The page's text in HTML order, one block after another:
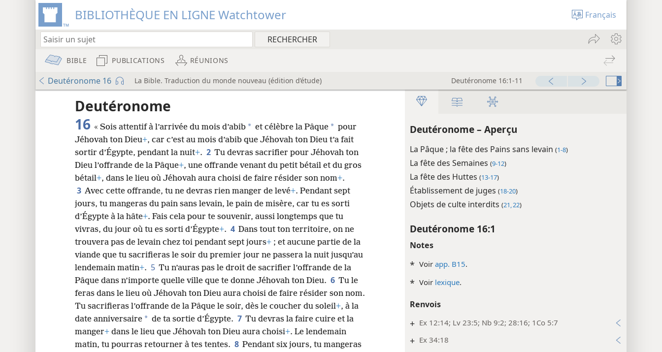
BIBLIOTHÈQUE EN LIGNE Watchtower Français
BIBLE PUBLICATIONS RÉUNIONS
Deutéronome 16 La Bible. Traduction du monde nouveau (édition d’étude) Deutéronome 16:1-11
Deutéronome – Aperçu
La Pâque ; la fête des Pains sans levain (1-8)
La fête des Semaines (9-12)
La fête des Huttes (13-17)
Établissement de juges (18-20)
Objets de culte interdits (21, 22)
Deutéronome 16:1
Notes
* Voirapp. B15.
* Voir lexique.
Renvois
+ Ex 12:14; Lv 23:5; Nb 9:2; 28:16; 1Co 5:7
+ Ex 34:18
Deutéronome
16 « Sois attentif à l’arrivée du mois d’abib * et célèbre la Pâque * pour
Jéhovah ton Dieu+, car c’est au mois d’abib que Jéhovah ton Dieu t’a fait
sortir d’Égypte, pendant la nuit+. 2 Tu devras sacrifier pour Jéhovah ton
Dieu l’offrande de la Pâque+, une offrande venant du petit bétail et du gros
bétail+, dans le lieu où Jéhovah aura choisi de faire résider son nom+.
3 Avec cette offrande, tu ne devras rien manger de levé+. Pendant sept
jours, tu mangeras du pain sans levain, le pain de misère, car tu es sorti
d’Égypte à la hâte+. Fais cela pour te souvenir, aussi longtemps que tu
vivras, du jour où tu es sorti d’Égypte+. 4 Dans tout ton territoire, on ne
trouvera pas de levain chez toi pendant sept jours+ ; et aucune partie de la
viande que tu sacrifieras le soir du premier jour ne passera la nuit jusqu’au
lendemain matin+. 5 Tu n’auras pas le droit de sacrifier l’offrande de la
Pâque dans n’importe quelle ville que te donne Jéhovah ton Dieu. 6 Tu le
feras dans le lieu où Jéhovah ton Dieu aura choisi de faire résider son nom.
Tu sacrifieras l’offrande de la Pâque le soir, dès le coucher du soleil+, à la
date anniversaire * de ta sortie d’Égypte. 7 Tu devras la faire cuire et la
manger+ dans le lieu que Jéhovah ton Dieu aura choisi+. Le lendemain
matin, tu pourras retourner à tes tentes. 8 Pendant six jours, tu mangeras